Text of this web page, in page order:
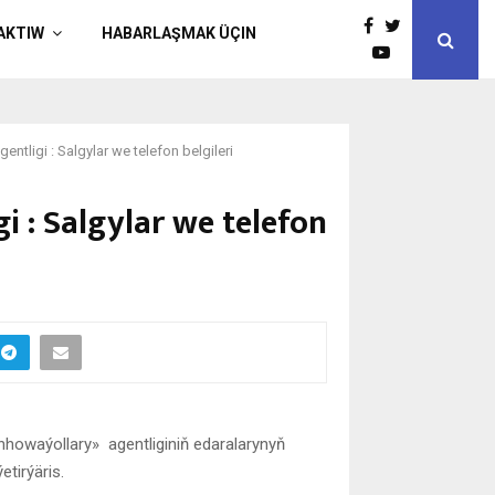
HABARLAŞMAK ÜÇIN
: Salgylar we telefon belgileri
: Salgylar we telefon
agentliginiň edaralarynyň